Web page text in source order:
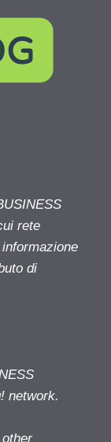
rete
di
network.